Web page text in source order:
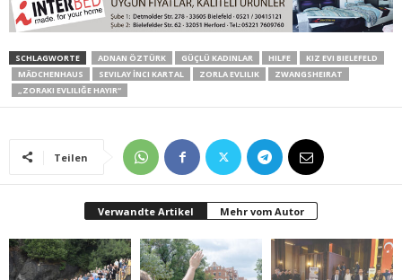
SCHLAGWORTE ADNAN ÖZTÜRK GÜÇLÜ KADINLAR HILFE
KIZ EVI BIELEFELD
MÄDCHENHAUS
SEVILAY İNCI KARTAL ZORLA EVLILIK
ZWANGSHEIRAT
„ZORAKI EVLILIĞE HAYIR“
Teilen
Verwandte Artikel Mehr vom Autor